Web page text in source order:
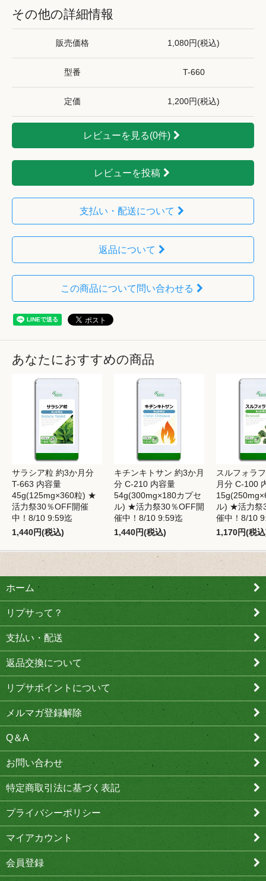
その他の詳細情報
販売価格 1,080円(税込)
型番 T-660
定価 1,200円(税込)
レビューを見る(0件)
レビューを投稿
支払い・配送について
返品について
この商品について問い合わせる
あなたにおすすめの商品
サラシア粒 約3か月分
T-663 内容量
45g(125mg×360粒) ★
活力祭30％OFF開催
中！8/10 9:59迄
1,440円(税込)
キチンキトサン 約3か月
分 C-210 内容量
54g(300mg×180カプセ
ル) ★活力祭30％OFF開
催中！8/10 9:59迄
1,440円(税込)
スルフォラ
月分 C-100
ル) ★活力祭
催中！8/10
1,170円(税
ホーム
リプサって？
支払い・配送
返品交換について
リプサポイントについて
メルマガ登録解除
Q＆A
お問い合わせ
特定商取引法に基づく表記
プライバシーポリシー
マイアカウント
会員登録